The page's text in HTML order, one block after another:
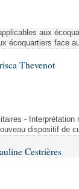
aux
écoquartiers face
Thevenot
- Interprétation
dispositif de
Cestrières